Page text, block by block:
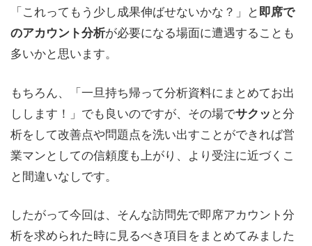
「これってもう少し成果伸ばせないかな？」と即席で
のアカウント分析が必要になる場面に遭遇することも
多いかと思います。
もちろん、「一旦持ち帰って分析資料にまとめてお出
しします！」でも良いのですが、その場でサクッ と分
析をして改善点や問題点を洗い出すことができれば営
業マンとしての信頼度も上がり、より受注に近づくこ
と間違いなしです。
したがって今回は、そんな訪問先で即席アカウント分
析を求められた時に見るべき項目をまとめてみました